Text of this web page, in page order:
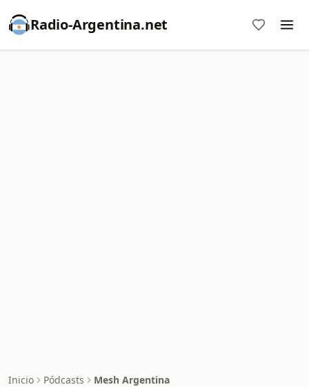
Radio-Argentina.net
Inicio Pódcasts Mesh Argentina